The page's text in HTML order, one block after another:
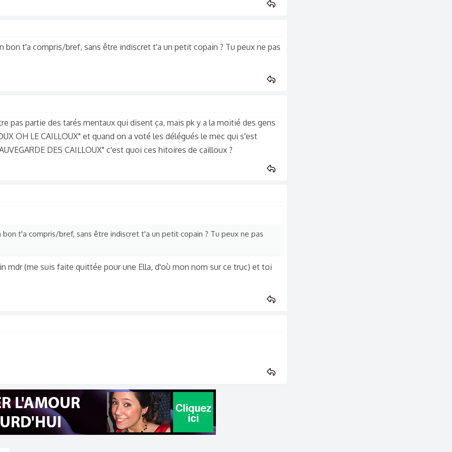
bon t'a compris/bref, sans être indiscret t'a un petit copain ? Tu peux ne pas
pas partie des tarés mentaux qui disent ça, mais pk y a la moitié des gens
OH LE CAILLOUX" et quand on a voté les délégués le mec qui s'est
DES CAILLOUX" c'est quoi ces hitoires de cailloux ?
bon t'a compris/bref, sans être indiscret t'a un petit copain ? Tu peux ne pas
mdr (me suis faite quittée pour une Ella, d'où mon nom sur ce truc) et toi